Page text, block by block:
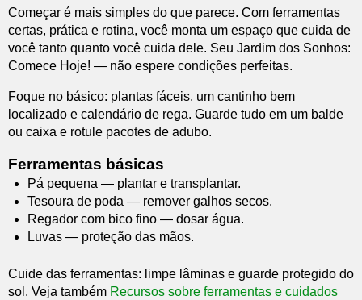
Começar é mais simples do que parece. Com ferramentas
certas, prática e rotina, você monta um espaço que cuida de
você tanto quanto você cuida dele. Seu Jardim dos Sonhos:
Comece Hoje! — não espere condições perfeitas.
Foque no básico: plantas fáceis, um cantinho bem
localizado e calendário de rega. Guarde tudo em um balde
ou caixa e rotule pacotes de adubo.
Ferramentas básicas
Pá pequena — plantar e transplantar.
Tesoura de poda — remover galhos secos.
Regador com bico fino — dosar água.
Luvas — proteção das mãos.
Cuide das ferramentas: limpe lâminas e guarde protegido do
sol. Veja também Recursos sobre ferramentas e cuidados